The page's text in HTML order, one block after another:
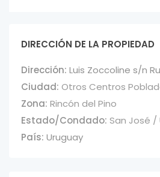
DIRECCIÓN DE LA PROPIEDAD
Dirección: Luis Zoccoline s/n
Ciudad: Otros Centros
Zona: Rincón del Pino
Estado/Condado: San José /
País: Uruguay